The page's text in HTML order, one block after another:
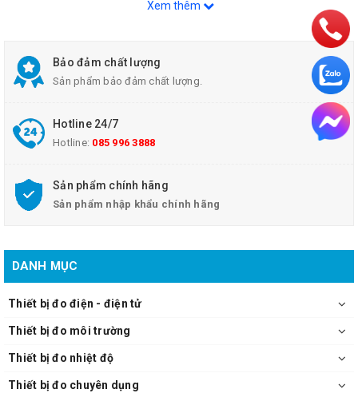
Xem thêm
Bảo đảm chất lượng
Sản phẩm bảo đảm chất lượng.
Hotline 24/7
Hotline: 085 996 3888
Sản phẩm chính hãng
Sản phẩm nhập khẩu chính hãng
DANH MỤC
Thiết bị đo điện - điện tử
Thiết bị đo môi trường
Thiết bị đo nhiệt độ
Thiết bị đo chuyên dụng